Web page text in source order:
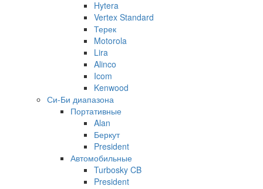
Hytera
Vertex Standard
Терек
Motorola
Lira
Alinco
Icom
Kenwood
Си-Би диапазона
Портативные
Alan
Беркут
President
Автомобильные
Turbosky CB
President